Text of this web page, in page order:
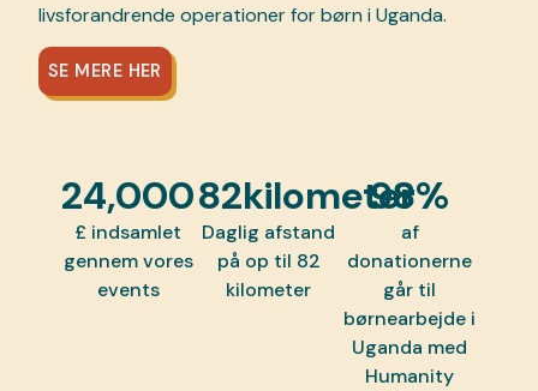
livsforandrende operationer for børn i Uganda.
SE MERE HER
24,000
£ indsamlet
gennem vores
events
82kilometer
Daglig afstand
på op til 82
kilometer
98%
af
donationerne
går til
børnearbejde i
Uganda med
Humanity